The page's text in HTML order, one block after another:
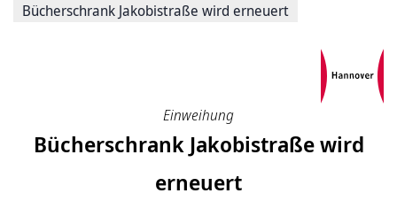
Bücherschrank Jakobistraße wird erneuert
Einweihung
Bücherschrank Jakobistraße wird
erneuert